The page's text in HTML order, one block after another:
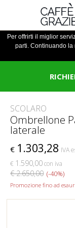
Per offrirti il miglior
parti. Continuando la
SCOLARO
Ombrellone
laterale
€ 1.303,28 IVA
€ 1.590,00con iva
€ 2.650,00 (-40%)
Promozione fino ad